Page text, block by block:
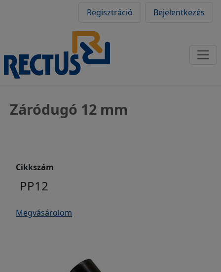
Felhasználói fiókRegisztráció Bejelentkezés
Záródugó 12 mm
Cikkszám
PP12
Megvásárolom